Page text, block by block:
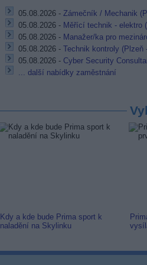
05.08.2026 - Zámečník / Mechanik
05.08.2026 - Měřící technik - elektro
05.08.2026 - Manažer/ka pro
05.08.2026 - Technik kontroly (Plzeň
05.08.2026 - Cyber Security
... další nabídky zaměstnání
Kdy a kde bude Prima sport k
naladění na Skylinku